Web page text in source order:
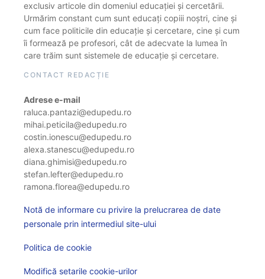
exclusiv articole din domeniul educației și cercetării.
Urmărim constant cum sunt educați copiii noștri, cine și
cum face politicile din educație și cercetare, cine și cum
îi formează pe profesori, cât de adecvate la lumea în
care trăim sunt sistemele de educație și cercetare.
CONTACT REDACȚIE
Adrese e-mail
raluca.pantazi@edupedu.ro
mihai.peticila@edupedu.ro
costin.ionescu@edupedu.ro
alexa.stanescu@edupedu.ro
diana.ghimisi@edupedu.ro
stefan.lefter@edupedu.ro
ramona.florea@edupedu.ro
Notă de informare cu privire la prelucrarea de date
personale prin intermediul site-ului
Politica de cookie
Modifică setarile cookie-urilor